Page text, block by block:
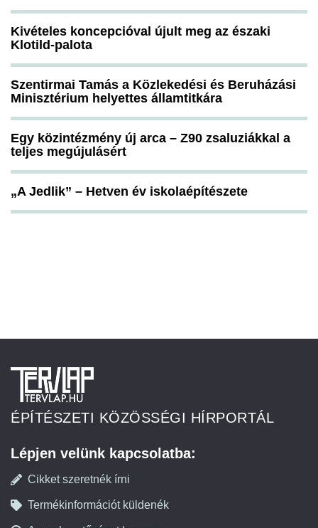
Kivételes koncepcióval újult meg az északi
Klotild-palota
Szentirmai Tamás a Közlekedési és Beruházási
Minisztérium helyettes államtitkára
Egy közintézmény új arca – Z90 zsaluziákkal a
teljes megújulásért
„A Jedlik” – Hetven év iskolaépítészete
ÉPÍTÉSZETI KÖZÖSSÉGI HÍRPORTÁL
Lépjen velünk kapcsolatba:
Cikket szeretnék írni
Termékinformációt küldenék